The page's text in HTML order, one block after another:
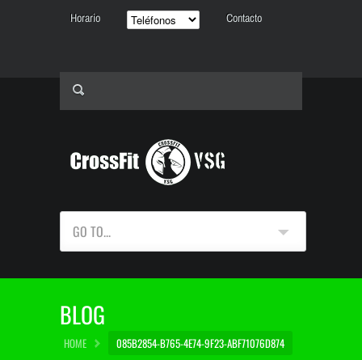
Horario Contacto
GO TO...
BLOG
HOME 085B2854-B765-4E74-9F23-ABF71076D874